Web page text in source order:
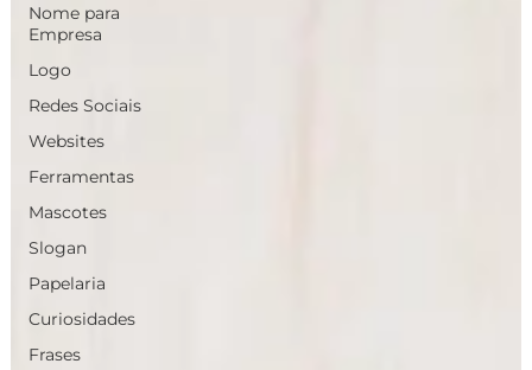
Nome para
Empresa
Logo
Redes Sociais
Websites
Ferramentas
Mascotes
Slogan
Papelaria
Curiosidades
Frases